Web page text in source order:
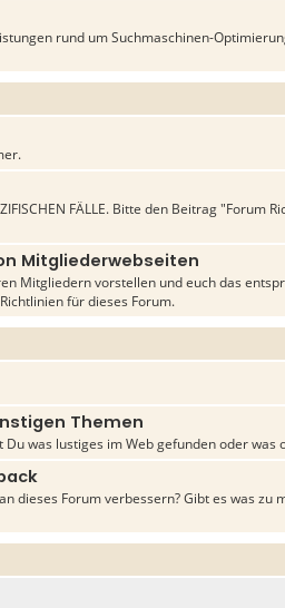
rund um Suchmaschinen-
FÄLLE. Bitte den Beitrag "Forum
Mitgliederwebseiten
Mitgliedern vorstellen und euch das
für dieses Forum.
Themen
was lustiges im Web gefunden oder was
dieses Forum verbessern? Gibt es was zu